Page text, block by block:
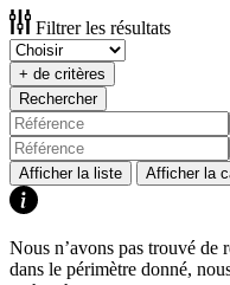
Filtrer les résultats
+ de critères
Rechercher
Afficher la liste
Afficher la
Nous n’avons pas trouvé de
dans le périmètre donné,